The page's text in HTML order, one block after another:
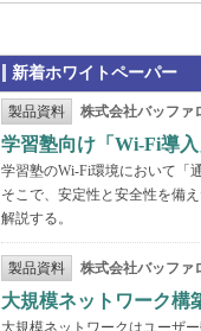
新着ホワイトペーパー
製品資料 株式会社バッファ
学習塾向け「Wi-Fi導
学習塾のWi-Fi環境において「
そこで、安定性と安全性を備
解説する。
製品資料 株式会社バッファ
大規模ネットワーク構